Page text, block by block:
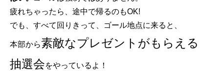
疲れちゃったら、途中で帰るのもOK!
でも、すべて回りきって、ゴール地点に来ると、
本部から素敵なプレゼントがもらえる
抽選会をやっているよ！